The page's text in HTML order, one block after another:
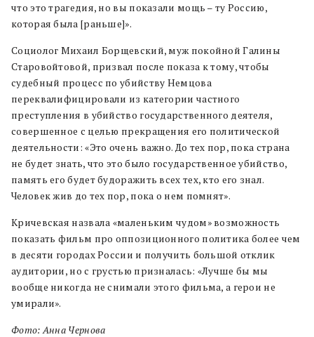
что это трагедия, но вы показали мощь – ту Россию,
которая была [раньше]».
Социолог Михаил Борщевский, муж покойной Галины
Старовойтовой, призвал после показа к тому, чтобы
судебный процесс по убийству Немцова
переквалифицировали из категории частного
преступления в убийство государственного деятеля,
совершенное с целью прекращения его политической
деятельности: «Это очень важно. До тех пор, пока страна
не будет знать, что это было государственное убийство,
память его будет будоражить всех тех, кто его знал.
Человек жив до тех пор, пока о нем помнят».
Кричевская назвала «маленьким чудом» возможность
показать фильм про оппозиционного политика более чем
в десяти городах России и получить большой отклик
аудитории, но с грустью призналась: «Лучше бы мы
вообще никогда не снимали этого фильма, а герои не
умирали».
Фото: Анна Чернова